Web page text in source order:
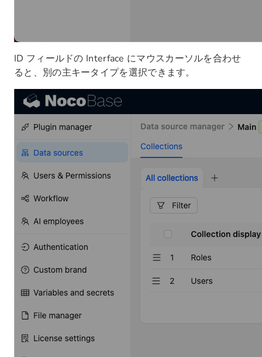
ID フィールドの Interface にマウスカーソルを合わせ
ると、別の主キータイプを選択できます。